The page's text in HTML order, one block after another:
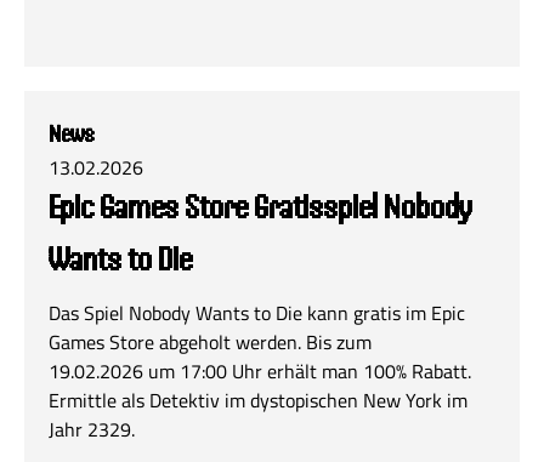
News
13.02.2026
Epic Games Store Gratisspiel Nobody
Wants to Die
Das Spiel Nobody Wants to Die kann gratis im Epic
Games Store abgeholt werden. Bis zum
19.02.2026 um 17:00 Uhr erhält man 100% Rabatt.
Ermittle als Detektiv im dystopischen New York im
Jahr 2329.